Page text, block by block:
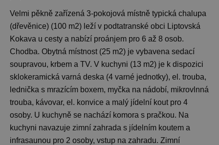
Velmi pěkně zařízená 3-pokojová místně typická chalupa
(dřevěnice) (100 m2) leží v podtatranské obci Liptovská
Kokava u cesty a nabízí proánjem pro 6 až 8 osob.
Chodba. Obytná místnost (25 m2) je vybavena sedací
soupravou, krbem a TV. V kuchyni (13 m2) je k dispozici
sklokeramická varná deska (4 varné jednotky), el. trouba,
lednička s mrazícím boxem, myčka na nádobí, mikrovlnná
trouba, kávovar, el. konvice a malý jídelní kout pro 4
osoby. U kuchyně se nachází komora s pračkou. Na
kuchyni navazuje zimní zahrada s jídelním koutem a
infrasaunou pro 2 osoby, vstup na zahradu. Zimní